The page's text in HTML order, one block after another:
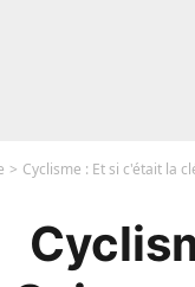
Cyclisme : Et si c'était la